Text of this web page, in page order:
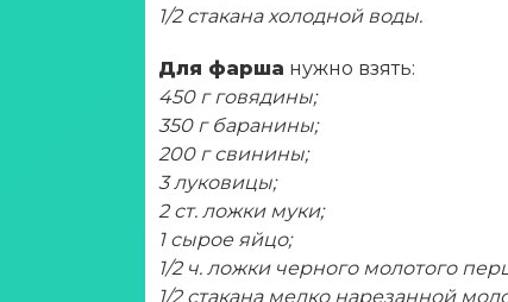
1/2 стакана холодной воды.
Для фарша нужно взять:
450 г говядины;
350 г баранины;
200 г свинины;
3 луковицы;
2 ст. ложки муки;
1 сырое яйцо;
1/2 ч. ложки черного молотого
1/2 стакана мелко нарезанной